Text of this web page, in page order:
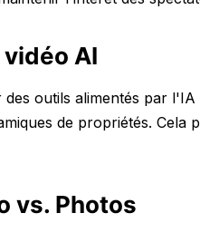
AI
outils alimentés par
de propriétés.
vs. Photos